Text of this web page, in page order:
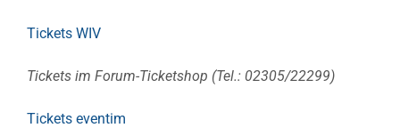
Tickets WIV
Tickets im Forum-Ticketshop (Tel.: 02305/22299)
Tickets eventim